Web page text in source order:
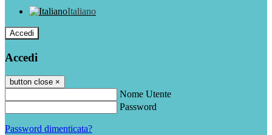
Italiano
Accedi
Accedi
button close ×
Nome Utente
Password
Password dimenticata?